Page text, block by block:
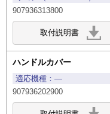
907936313800
ハンドルカバー
―
907936202900